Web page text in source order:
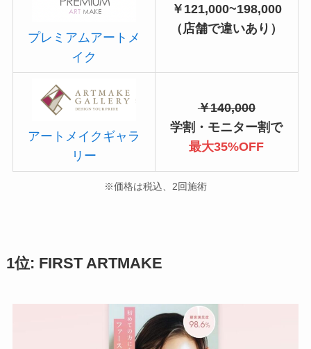
プレミアムアートメ
イク
￥121,000~198,000
（店舗で違いあり）
アートメイクギャラ
リー
￥140,000
学割・モニター割で
最大35%OFF
※価格は税込、2回施術
1位: FIRST ARTMAKE